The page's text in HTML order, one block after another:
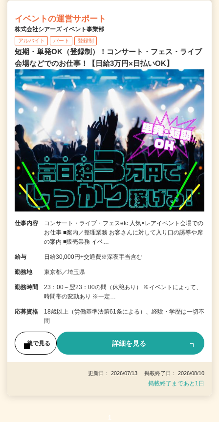
イベントの運営サポート
株式会社シアーズ イベント事業部
アルバイト パート 登録制
短期・単発OK（登録制）！コンサート・フェス・ライブ
会場などでのお仕事！【日給3万円×日払いOK】
仕事内容
コンサート・ライブ・フェスetc 人気×レアイベント会場での
お仕事 ■案内／整理業務 お客さんに対して入り口の誘導や席
の案内 ■販売業務 イベ…
給与 日給30,000円+交通費※深夜手当含む
勤務地 東京都／埼玉県
勤務時間
23：00～翌23：00の間（休憩あり） ※イベントによって、
時間帯の変動あり ※一定…
応募資格
18歳以上（労働基準法第61条による）、経験・学歴は一切不
問
後で見る 詳細を見る
更新日： 2026/07/13 掲載終了日： 2026/08/10
掲載終了まであと1日
1